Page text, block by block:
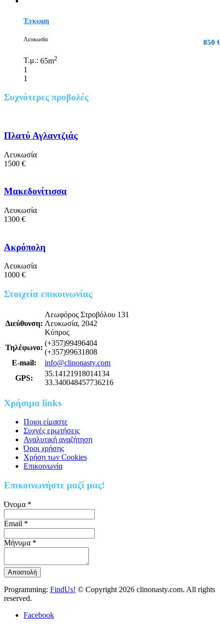
Έγκωμη
Λευκωσία 850
Τ.μ.: 65m2
1
1
Συχνότερες προβολές
Πλατύ Αγλαντζιάς
Λευκωσία
1500 €
Μακεδονίτισσα
Λευκωσία
1300 €
Ακρόπολη
Λευκωσία
1000 €
Στοιχεία επικοινωνίας
Διεύθυνση:
Λεωφόρος Στροβόλου 131
Λευκωσία, 2042
Κύπρος
Τηλέφωνο:
(+357)99496404
(+357)99631808
E-mail:
info@clinonasty.com
GPS:
35.14121918014134
33.340048457736216
Χρήσιμα links
Ποιοι είμαστε
Συχνές ερωτήσεις
Αναλυτική αναζήτηση
Όροι χρήσης
Χρήση των Cookies
Επικοινωνία
Επικοινωνήστε μαζί μας!
Όνομα *
Email *
Μήνυμα *
Programming: FindUs! © Copyright 2026 clinonasty.com. All rights
reserved.
Facebook